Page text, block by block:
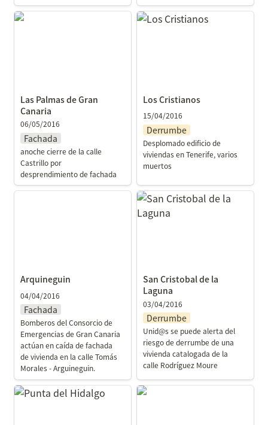
Las Palmas de Gran
Las Palmas de Gran
Canaria
06/05/2016
Fachada
anoche cierre de la calle
Castrillo por
desprendimiento de fachada
Los Cristianos
Los Cristianos
15/04/2016
Derrumbe
Desplomado edificio de
viviendas en Tenerife, varios
muertos
Arquineguin
04/04/2016
Fachada
Bomberos del Consorcio de
Emergencias de Gran Canaria
actúan en caída de fachada
de vivienda en la calle Tomás
Morales - Arguineguin.
San Cristobal de la
Laguna
San Cristobal de la
Laguna
03/04/2016
Derrumbe
Unid@s se puede alerta del
riesgo de derrumbe de una
vivienda catalogada de la
calle Rodríguez Moure
Punta del Hidalgo Telde